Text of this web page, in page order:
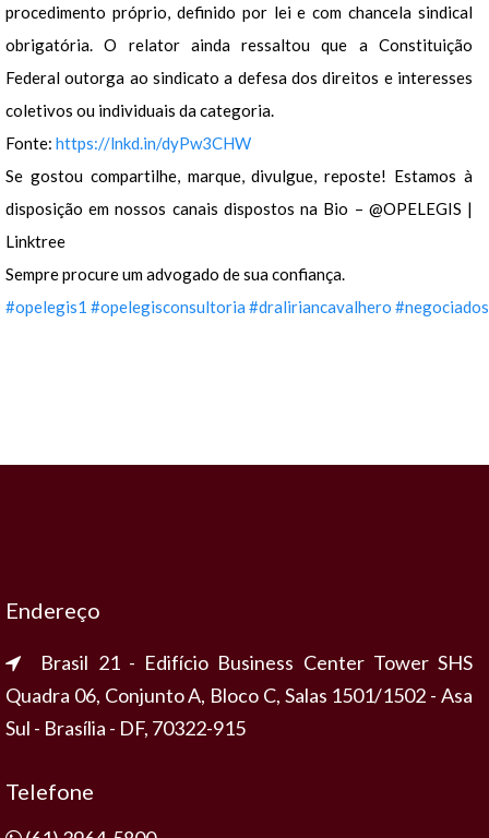
procedimento próprio, definido por lei e com chancela sindical
obrigatória. O relator ainda ressaltou que a Constituição
Federal outorga ao sindicato a defesa dos direitos e interesses
coletivos ou individuais da categoria.
Fonte: https://lnkd.in/dyPw3CHW
Se gostou compartilhe, marque, divulgue, reposte! Estamos à
disposição em nossos canais dispostos na Bio – @OPELEGIS |
Linktree
Sempre procure um advogado de sua confiança.
#opelegis1 #opelegisconsultoria #draliriancavalhero
Endereço
Brasil 21 - Edifício Business Center Tower SHS
Quadra 06, Conjunto A, Bloco C, Salas 1501/1502 - Asa
Sul - Brasília - DF, 70322-915
Telefone